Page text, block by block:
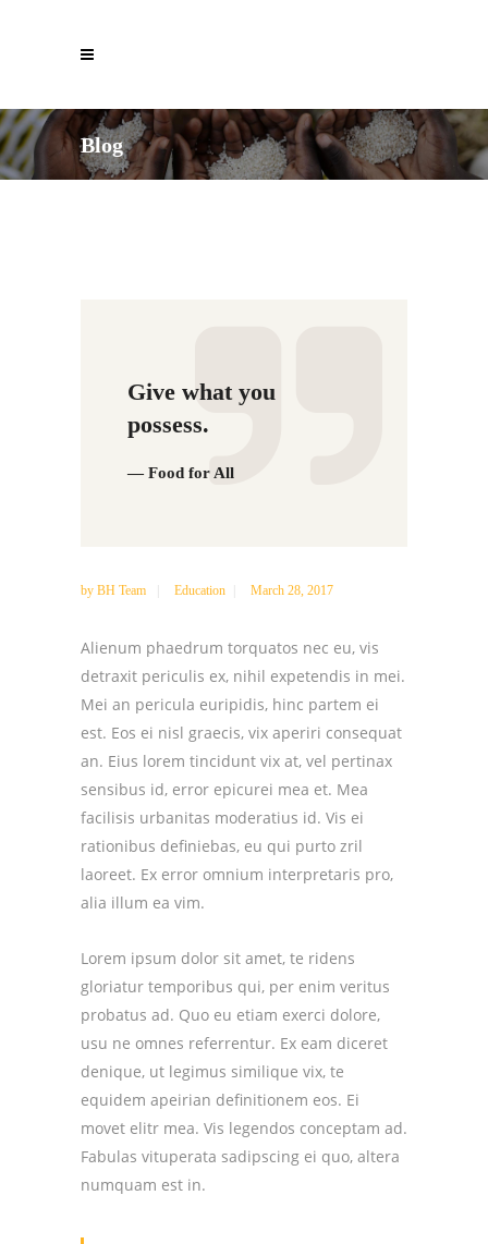
Blog
Give what you
possess.
— Food for All
by BH Team Education March 28, 2017
Alienum phaedrum torquatos nec eu, vis
detraxit periculis ex, nihil expetendis in mei.
Mei an pericula euripidis, hinc partem ei
est. Eos ei nisl graecis, vix aperiri consequat
an. Eius lorem tincidunt vix at, vel pertinax
sensibus id, error epicurei mea et. Mea
facilisis urbanitas moderatius id. Vis ei
rationibus definiebas, eu qui purto zril
laoreet. Ex error omnium interpretaris pro,
alia illum ea vim.
Lorem ipsum dolor sit amet, te ridens
gloriatur temporibus qui, per enim veritus
probatus ad. Quo eu etiam exerci dolore,
usu ne omnes referrentur. Ex eam diceret
denique, ut legimus similique vix, te
equidem apeirian definitionem eos. Ei
movet elitr mea. Vis legendos conceptam ad.
Fabulas vituperata sadipscing ei quo, altera
numquam est in.